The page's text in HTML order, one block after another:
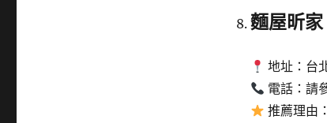
麵屋昕家
地址：台
電話：請
推薦理由